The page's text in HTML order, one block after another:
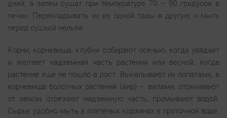
дней, а затем сушат при температуре 70 – 90 градусов в
печах. Перекладывать их из одной тары в другую и мыть
перед сушкой нельзя.
Корни, корневища, клубни собирают осенью, когда увядает
и желтеет надземная часть растения или весной, когда
растение еще не пошло в рост. Выкапывают их лопатами, а
корневища болотных растений (аир) – вилами, отряхивают
от земли, отрезают надземную часть, промывают водой.
Сырье удобно мыть в плетеных корзинах в проточной воде.